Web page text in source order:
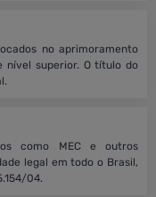
no aprimoramento
nível superior. O título do
como MEC e outros
legal em todo o Brasil,
04.